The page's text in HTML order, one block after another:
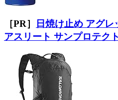
［PR］
日焼け止め アグ
アスリート サンプロテク